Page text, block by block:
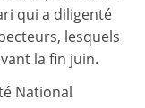
qui a diligenté
lesquels
la fin juin.
National